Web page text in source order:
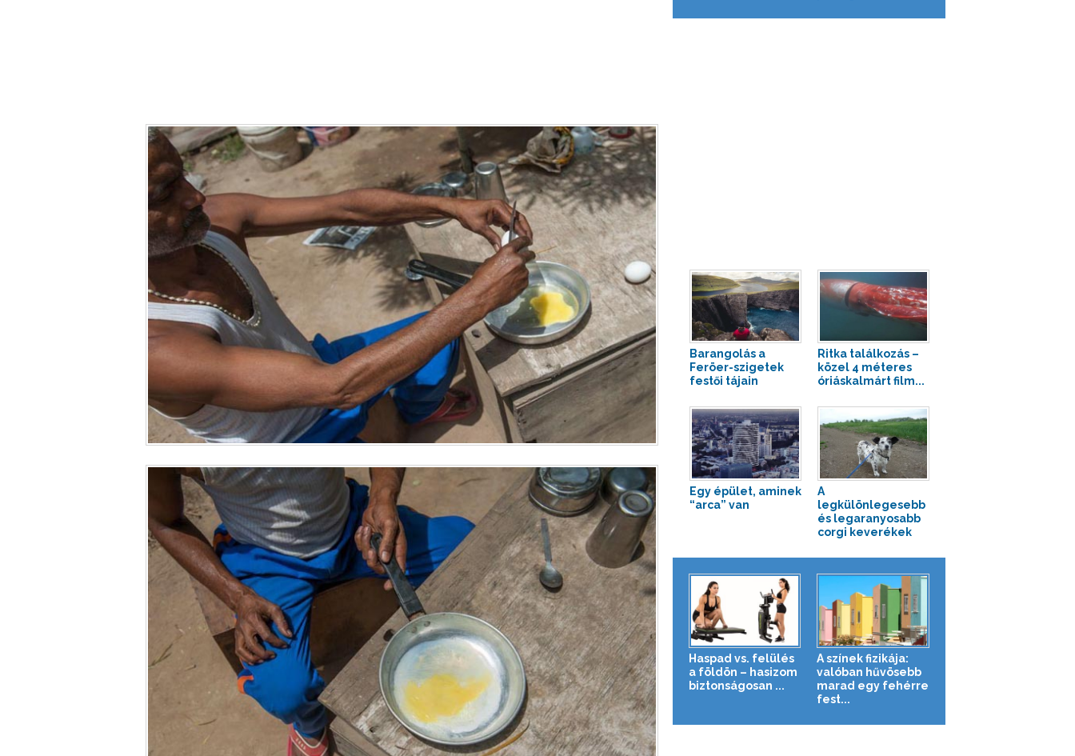
Barangolás a
Feröer-szigetek
festői tájain
Ritka találkozás –
közel 4 méteres
óriáskalmárt film...
Egy épület, aminek
“arca” van
A
legkülönlegesebb
és legaranyosabb
corgi keverékek
Haspad vs. felülés
a földön – hasizom
biztonságosan ...
A színek fizikája:
valóban hűvösebb
marad egy fehérre
fest...